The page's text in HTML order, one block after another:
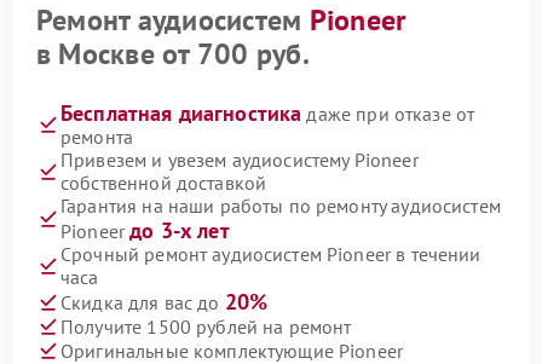
Ремонт аудиосистем Pioneer
в Москве от 700 руб.
Бесплатная диагностика даже при отказе от
ремонта
Привезем и увезем аудиосистему Pioneer
собственной доставкой
Гарантия на наши работы по ремонту аудиосистем
Pioneerдо 3-х лет
Срочный ремонт аудиосистем Pioneer в течении
часа
Скидка для вас до 20%
Получите 1500 рублей на ремонт
Оригинальные комплектующие Pioneer